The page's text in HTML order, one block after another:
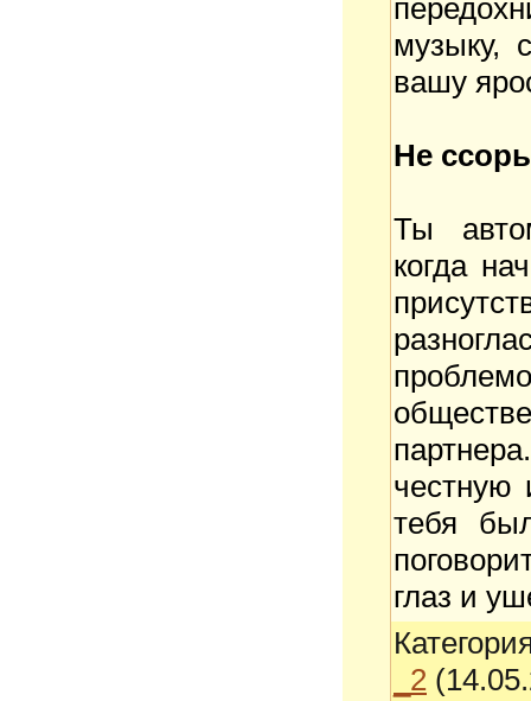
музыку,
вашу
Не
Ты
когда
честную
тебя
глаз и
_2